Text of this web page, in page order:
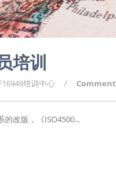
培训
培训中心 / Comment
的改版，《ISO4500...